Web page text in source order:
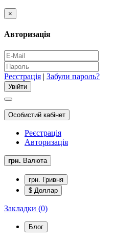
×
Авторизація
Реєстрація | Забули пароль?
Особистий кабінет
Реєстрація
Авторизація
грн. Валюта
грн. Гривня
$ Доллар
Закладки (0)
Блог